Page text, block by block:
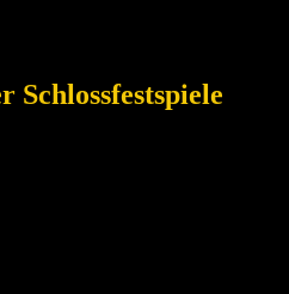
Schlossfestspiele